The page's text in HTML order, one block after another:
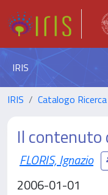
IRIS
IRIS Catalogo Ricerca
Il contenuto
FLORIS, Ignazio
2006-01-01